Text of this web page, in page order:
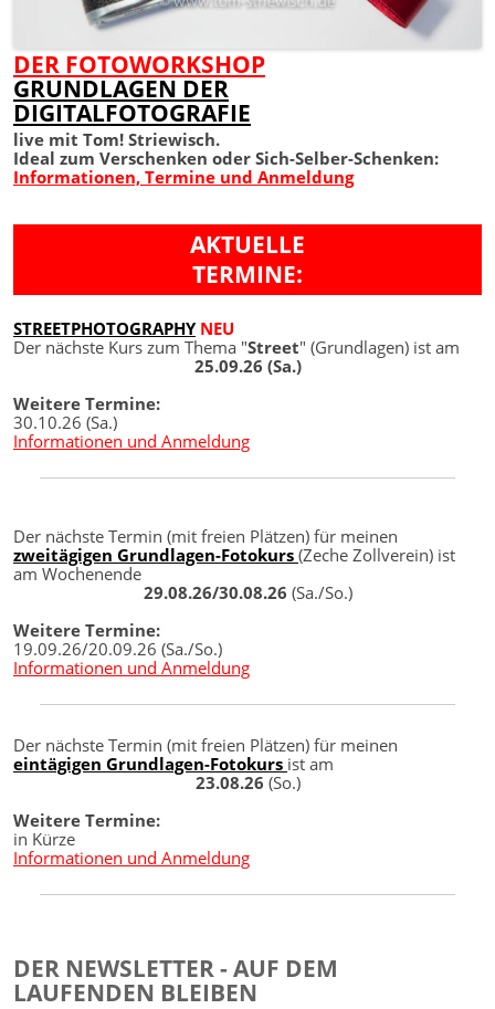
DER FOTOWORKSHOP
GRUNDLAGEN DER
DIGITALFOTOGRAFIE
live mit Tom! Striewisch.
Ideal zum Verschenken oder Sich-Selber-Schenken:
Informationen, Termine und Anmeldung
AKTUELLE
TERMINE:
STREETPHOTOGRAPHY NEU
Der nächste Kurs zum Thema "Street" (Grundlagen) ist am
25.09.26 (Sa.)
Weitere Termine:
30.10.26 (Sa.)
Informationen und Anmeldung
Der nächste Termin (mit freien Plätzen) für meinen
zweitägigen Grundlagen-Fotokurs (Zeche Zollverein) ist
am Wochenende
29.08.26/30.08.26 (Sa./So.)
Weitere Termine:
19.09.26/20.09.26 (Sa./So.)
Informationen und Anmeldung
Der nächste Termin (mit freien Plätzen) für meinen
eintägigen Grundlagen-Fotokurs ist am
23.08.26 (So.)
Weitere Termine:
in Kürze
Informationen und Anmeldung
DER NEWSLETTER - AUF DEM
LAUFENDEN BLEIBEN